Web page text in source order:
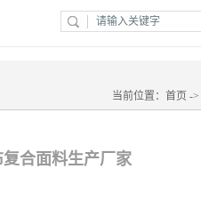
当前位置： 首页 ->
合面料生产厂家